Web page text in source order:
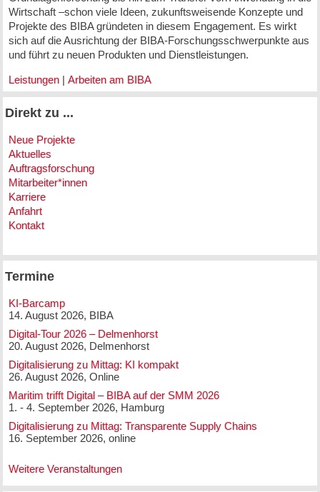
Wirtschaft –schon viele Ideen, zukunftsweisende Konzepte und
Projekte des BIBA gründeten in diesem Engagement. Es wirkt
sich auf die Ausrichtung der BIBA-Forschungsschwerpunkte aus
und führt zu neuen Produkten und Dienstleistungen.
Leistungen| Arbeiten am BIBA
Direkt zu ...
Neue Projekte
Aktuelles
Auftragsforschung
Mitarbeiter*innen
Karriere
Anfahrt
Kontakt
Termine
KI-Barcamp
14. August 2026, BIBA
Digital-Tour 2026 – Delmenhorst
20. August 2026, Delmenhorst
Digitalisierung zu Mittag: KI kompakt
26. August 2026, Online
Maritim trifft Digital – BIBA auf der SMM 2026
1. - 4. September 2026, Hamburg
Digitalisierung zu Mittag: Transparente Supply Chains
16. September 2026, online
Weitere Veranstaltungen